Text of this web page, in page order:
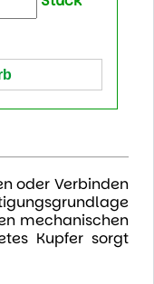
oder Verbinden
mechanischen
Kupfer sorgt